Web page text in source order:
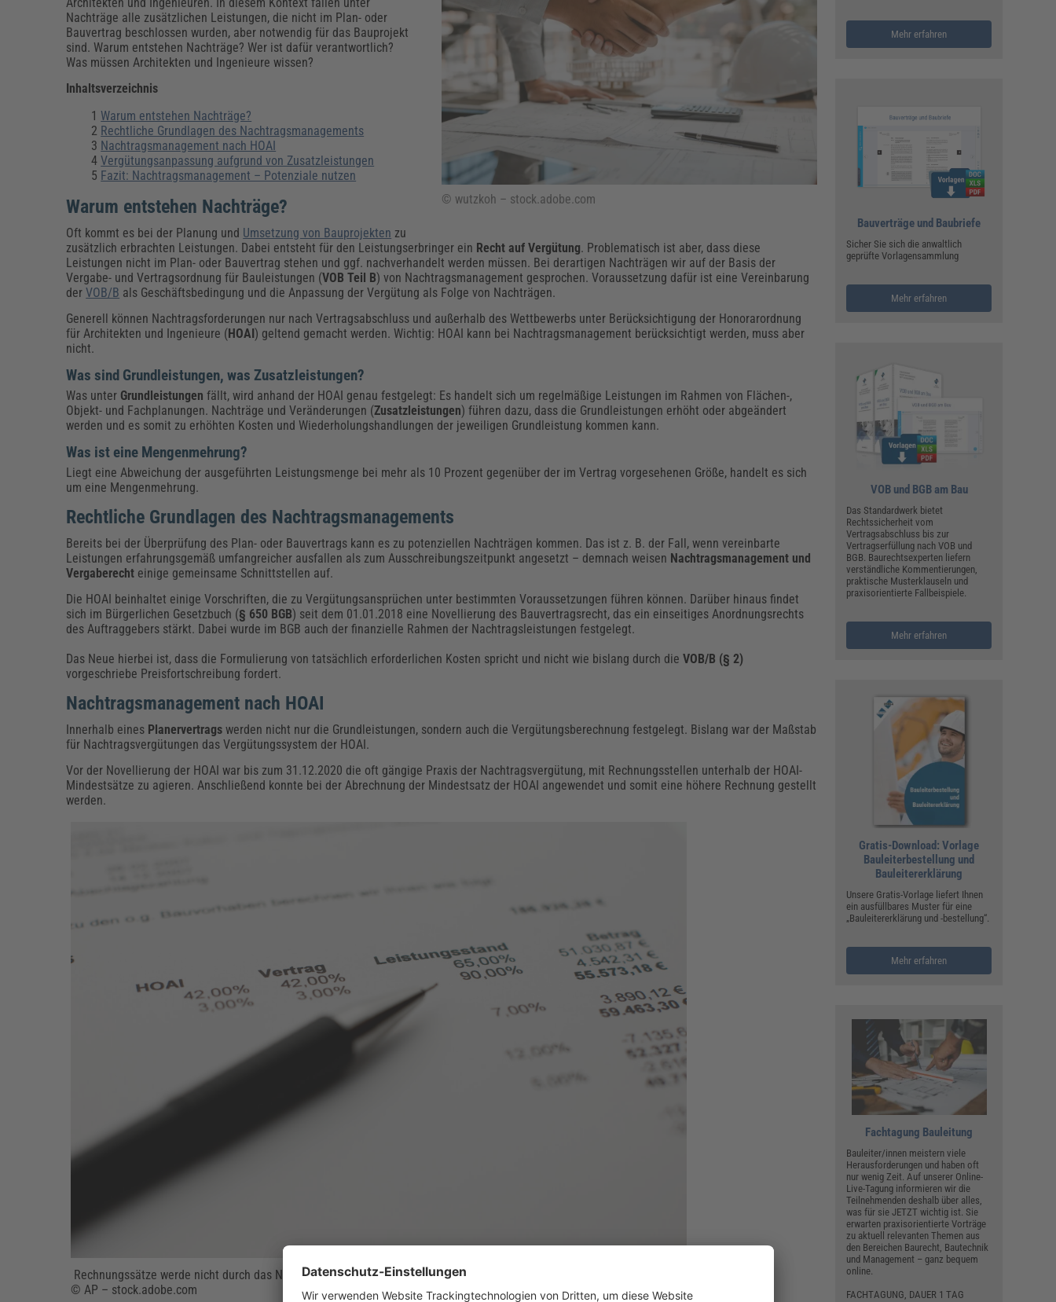
Energie & Umwelt
Führung & Management
Gesundheit & Pflege
Kommunales
Fachpublikationen & Arbeitshilfen
Grünflächen
Recht, Sicherheit & Ordnung
Vergaberecht
Verkehrsrecht
Weiterbildungen (AKADEMIE HERKERT)
Künstliche Intelligenz
Weiterbildungen (AKADEMIE HERKERT)
Personalmanagement
Fachpublikationen & Arbeitshilfen
Weiterbildungen (AKADEMIE HERKERT)
Reisekosten & Finanzen
Fachpublikationen & Arbeitshilfen
Zollabwicklung & Exportabwicklung Zollverfahren & Zollvorschriften
Weiterbildungen (AKADEMIE HERKERT)
Zoll & Export
© wutzkoh – stock.adobe.com
Nachträge alle zusätzlichen Leistungen, die nicht im Plan- oder
Bauvertrag beschlossen wurden, aber notwendig für das Bauprojekt
sind. Warum entstehen Nachträge? Wer ist dafür verantwortlich?
Was müssen Architekten und Ingenieure wissen?
Inhaltsverzeichnis
Warum entstehen Nachträge?
Rechtliche Grundlagen des Nachtragsmanagements
Nachtragsmanagement nach HOAI
Vergütungsanpassung aufgrund von Zusatzleistungen
Fazit: Nachtragsmanagement – Potenziale nutzen
Warum entstehen Nachträge?
Oft kommt es bei der Planung und Umsetzung von Bauprojekten zu
zusätzlich erbrachten Leistungen. Dabei entsteht für den Leistungserbringer ein Recht auf Vergütung. Problematisch ist aber, dass diese
Leistungen nicht im Plan- oder Bauvertrag stehen und ggf. nachverhandelt werden müssen. Bei derartigen Nachträgen wir auf der Basis der
Vergabe- und Vertragsordnung für Bauleistungen (VOB Teil B) von Nachtragsmanagement gesprochen. Voraussetzung dafür ist eine Vereinbarung
derVOB/B als Geschäftsbedingung und die Anpassung der Vergütung als Folge von Nachträgen.
Generell können Nachtragsforderungen nur nach Vertragsabschluss und außerhalb des Wettbewerbs unter Berücksichtigung der Honorarordnung
für Architekten und Ingenieure (HOAI) geltend gemacht werden. Wichtig: HOAI kann bei Nachtragsmanagement berücksichtigt werden, muss aber
nicht.
Was sind Grundleistungen, was Zusatzleistungen?
Was unter Grundleistungen fällt, wird anhand der HOAI genau festgelegt: Es handelt sich um regelmäßige Leistungen im Rahmen von Flächen-,
Objekt- und Fachplanungen. Nachträge und Veränderungen (Zusatzleistungen) führen dazu, dass die Grundleistungen erhöht oder abgeändert
werden und es somit zu erhöhten Kosten und Wiederholungshandlungen der jeweiligen Grundleistung kommen kann.
Was ist eine Mengenmehrung?
Liegt eine Abweichung der ausgeführten Leistungsmenge bei mehr als 10 Prozent gegenüber der im Vertrag vorgesehenen Größe, handelt es sich
um eine Mengenmehrung.
Rechtliche Grundlagen des Nachtragsmanagements
Bereits bei der Überprüfung des Plan- oder Bauvertrags kann es zu potenziellen Nachträgen kommen. Das ist z. B. der Fall, wenn vereinbarte
Leistungen erfahrungsgemäß umfangreicher ausfallen als zum Ausschreibungszeitpunkt angesetzt – demnach weisen Nachtragsmanagement und
Vergaberecht einige gemeinsame Schnittstellen auf.
Die HOAI beinhaltet einige Vorschriften, die zu Vergütungsansprüchen unter bestimmten Voraussetzungen führen können. Darüber hinaus findet
sich im Bürgerlichen Gesetzbuch (§ 650 BGB) seit dem 01.01.2018 eine Novellierung des Bauvertragsrecht, das ein einseitiges Anordnungsrechts
des Auftraggebers stärkt. Dabei wurde im BGB auch der finanzielle Rahmen der Nachtragsleistungen festgelegt.
Das Neue hierbei ist, dass die Formulierung von tatsächlich erforderlichen Kosten spricht und nicht wie bislang durch dieVOB/B (§ 2)
vorgeschriebe Preisfortschreibung fordert.
Nachtragsmanagement nach HOAI
Innerhalb eines Planervertrags werden nicht nur die Grundleistungen, sondern auch die Vergütungsberechnung festgelegt. Bislang war der Maßstab
für Nachtragsvergütungen das Vergütungssystem der HOAI.
Vor der Novellierung der HOAI war bis zum 31.12.2020 die oft gängige Praxis der Nachtragsvergütung, mit Rechnungsstellen unterhalb der HOAI-
Mindestsätze zu agieren. Anschließend konnte bei der Abrechnung der Mindestsatz der HOAI angewendet und somit eine höhere Rechnung gestellt
werden.
Rechnungssätze werde nicht durch das Nachtragsmanagement beeinflusst – die HOAI kann Richtwerte liefern.
© AP – stock.adobe.com
Mehr erfahren
Bauverträge und Baubriefe
Sicher Sie sich die anwaltlich
geprüfte Vorlagensammlung
Mehr erfahren
VOB und BGB am Bau
Das Standardwerk bietet
Rechtssicherheit vom
Vertragsabschluss bis zur
Vertragserfüllung nach VOB und
BGB. Baurechtsexperten liefern
verständliche Kommentierungen,
praktische Musterklauseln und
praxisorientierte Fallbeispiele.
Mehr erfahren
Gratis-Download: Vorlage
Bauleiterbestellung und
Bauleitererklärung
Unsere Gratis-Vorlage liefert Ihnen
ein ausfüllbares Muster für eine
„Bauleitererklärung und -bestellung“.
Mehr erfahren
Fachtagung Bauleitung
Bauleiter/innen meistern viele
Herausforderungen und haben oft
nur wenig Zeit. Auf unserer Online-
Live-Tagung informieren wir die
Teilnehmenden deshalb über alles,
was für sie JETZT wichtig ist. Sie
erwarten praxisorientierte Vorträge
zu aktuell relevanten Themen aus
den Bereichen Baurecht, Bautechnik
und Management – ganz bequem
online.
FACHTAGUNG, DAUER 1 TAG